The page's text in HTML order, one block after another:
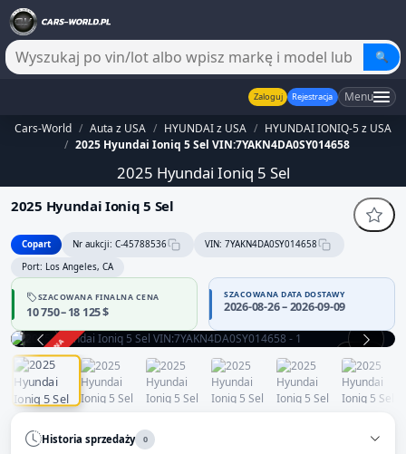
🔍
Zaloguj Rejestracja Menu
Cars-World / Auta z USA / HYUNDAI z USA / HYUNDAI IONIQ-5 z USA
/ 2025 Hyundai Ioniq 5 Sel VIN:7YAKN4DA0SY014658
2025 Hyundai Ioniq 5 Sel
2025 Hyundai Ioniq 5 Sel
Copart Nr aukcji: C-45788536
VIN: 7YAKN4DA0SY014658
Port: Los Angeles, CA
SZACOWANA FINALNA CENA
10 750 – 18 125 $
SZACOWANA DATA DOSTAWY
2026-08-26 – 2026-09-09
ZAKOŃCZONA
Historia sprzedaży 0